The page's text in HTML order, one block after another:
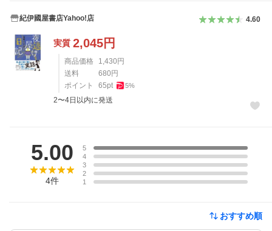
紀伊國屋書店Yahoo!店 4.60
実質 2,045円
商品価格 1,430 円
送料
680 円
ポイント
65pt 5%
2〜4日以内に発送
5.00
4件
5
4
3
2
1
おすすめ順